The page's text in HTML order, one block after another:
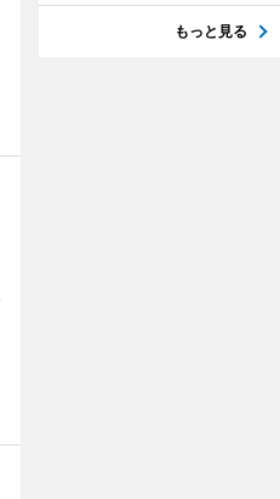
もっと見る